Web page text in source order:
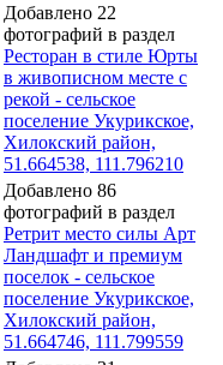
Добавлено 22
фотографий в раздел
Ресторан в стиле Юрты
в живописном месте с
рекой - сельское
поселение Укурикское,
Хилокский район,
51.664538, 111.796210
Добавлено 86
фотографий в раздел
Ретрит место силы Арт
Ландшафт и премиум
поселок - сельское
поселение Укурикское,
Хилокский район,
51.664746, 111.799559